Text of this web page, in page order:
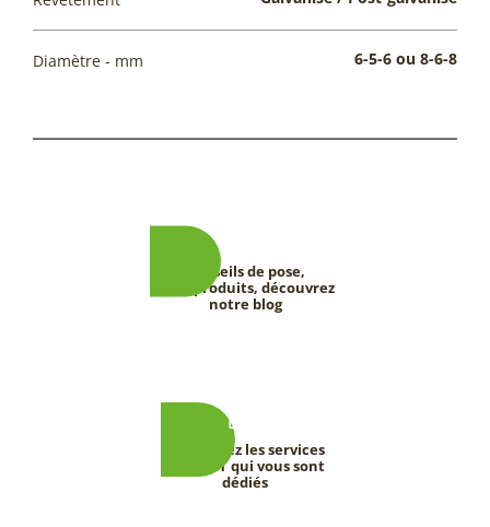
Diamètre - mm 6-5-6 ou 8-6-8
Conseils de pose,
tests produits, découvrez
notre blog
Découvrez les services
DEEVERT qui vous sont
dédiés